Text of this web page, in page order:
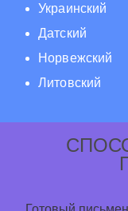
Украинский
Датский
Норвежский
Литовский